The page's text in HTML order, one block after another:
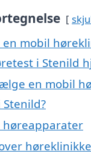
en mobil
i Stenild
en mobil
høreapparater